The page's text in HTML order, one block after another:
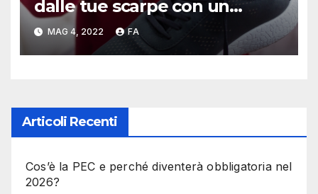
dalle tue scarpe con un
deodorante naturale
MAG 4, 2022 FA
Articoli Recenti
Cos’è la PEC e perché diventerà obbligatoria nel
2026?